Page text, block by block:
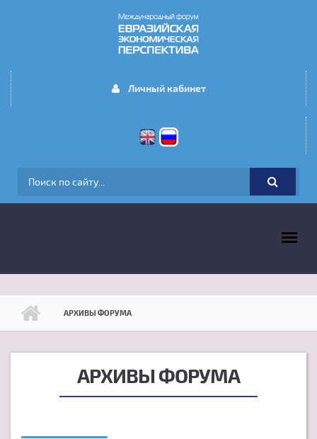
Личный кабинет
ФОРМА ПОИСКА
АРХИВЫ ФОРУМА
АРХИВЫ ФОРУМА